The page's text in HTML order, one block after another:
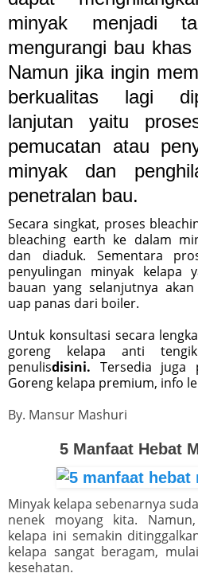
minyak menjadi
mengurangi bau
Namun jika ingin
berkualitas lagi
lanjutan yaitu
pemucatan atau
minyak dan
penetralan bau.
Secara singkat, proses
bleaching earth ke dalam
dan diaduk. Sementara
penyulingan minyak kelapa
bauan yang selanjutnya
uap panas dari boiler.
Untuk konsultasi secara
goreng kelapa anti
penulisdisini. Tersedia juga
Goreng kelapa premium, info
By. Mansur Mashuri
5 Manfaat Hebat
Minyak kelapa sebenarnya
nenek moyang kita.
kelapa ini semakin
kelapa sangat beragam,
kesehatan.